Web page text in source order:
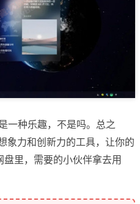
一种乐趣，不是吗。总之
象力和创新力的工具，让你的
里，需要的小伙伴拿去用